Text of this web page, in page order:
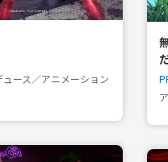
ース／アニメーション